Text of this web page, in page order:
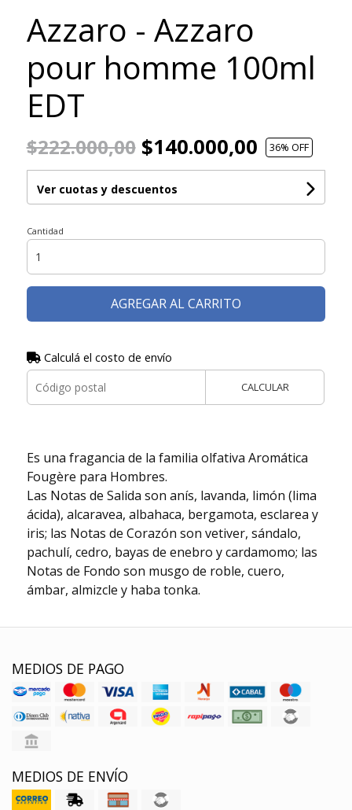
Azzaro - Azzaro
pour homme 100ml
EDT
$222.000,00$140.000,00 36% OFF
Ver cuotas y descuentos
Cantidad
AGREGAR AL CARRITO
Calculá el costo de envío
CALCULAR
Es una fragancia de la familia olfativa Aromática
Fougère para Hombres.
Las Notas de Salida son anís, lavanda, limón (lima
ácida), alcaravea, albahaca, bergamota, esclarea y
iris; las Notas de Corazón son vetiver, sándalo,
pachulí, cedro, bayas de enebro y cardamomo; las
Notas de Fondo son musgo de roble, cuero,
ámbar, almizcle y haba tonka.
MEDIOS DE PAGO
MEDIOS DE ENVÍO